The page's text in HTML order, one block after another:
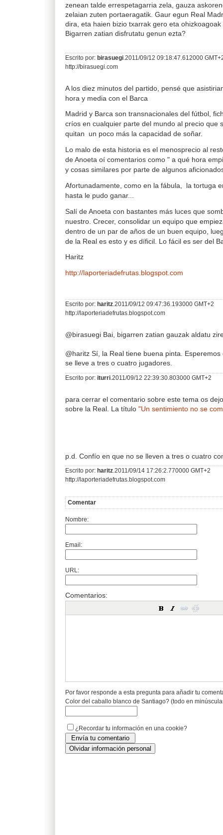
zenean talde errespetagarria zela, gauza
zelaian zuten portaeragatik. Gaur egun Real
dira, eta haien bizio txarrak gero eta ohizkoagoak
Bigarren zatian disfrutatu genun ezta?
Escrito por: birasuegi .2011/09/12 09:18:47.612000
http://birasuegi.com
A los diez minutos del partido, pensé que
hora y media con el Barca
Madrid y Barca son transnacionales del fútbol,
críos en cualquier parte del mundo al precio que
quitan un poco más la capacidad de soñar.
Lo malo de esta historia es el menosprecio al
de Anoeta oí comentarios como " a qué hora
y cosas similares por parte de algunos
Afortunadamente, como en la fábula, la tortuga
hasta le pudo ganar...
Salí de Anoeta con bastantes más luces que
nuestro. Crecer, consolidar un equipo que
dentro de un par de años de un buen equipo,
de la Real es esto y es díficil. Lo fácil es ser del
Haritz
http://laporteriadefrutas.blogspot.com
Escrito por: haritz .2011/09/12 09:47:36.193000 GMT+2
http://laporteriadefrutas.blogspot.com
@birasuegi Bai, bigarren zatian gauzak aldatu
@haritz Sí, la Real tiene buena pinta.
se lleve a tres o cuatro jugadores.
Escrito por: iturri .2011/09/12 22:39:30.803000 GMT+2
para cerrar el comentario sobre este tema os
sobre la Real. La título "Un sentimiento no se
p.d. Confío en que no se lleven a tres o cuatro
Escrito por: haritz .2011/09/14 17:26:2.770000 GMT+2
http://laporteriadefrutas.blogspot.com
Comentar
Nombre:
Email:
URL:
Comentarios:
Por favor responde a esta pregunta para añadir tu
Color del caballo blanco de Santiago? (todo en
¿Recordar tu información en una cookie?